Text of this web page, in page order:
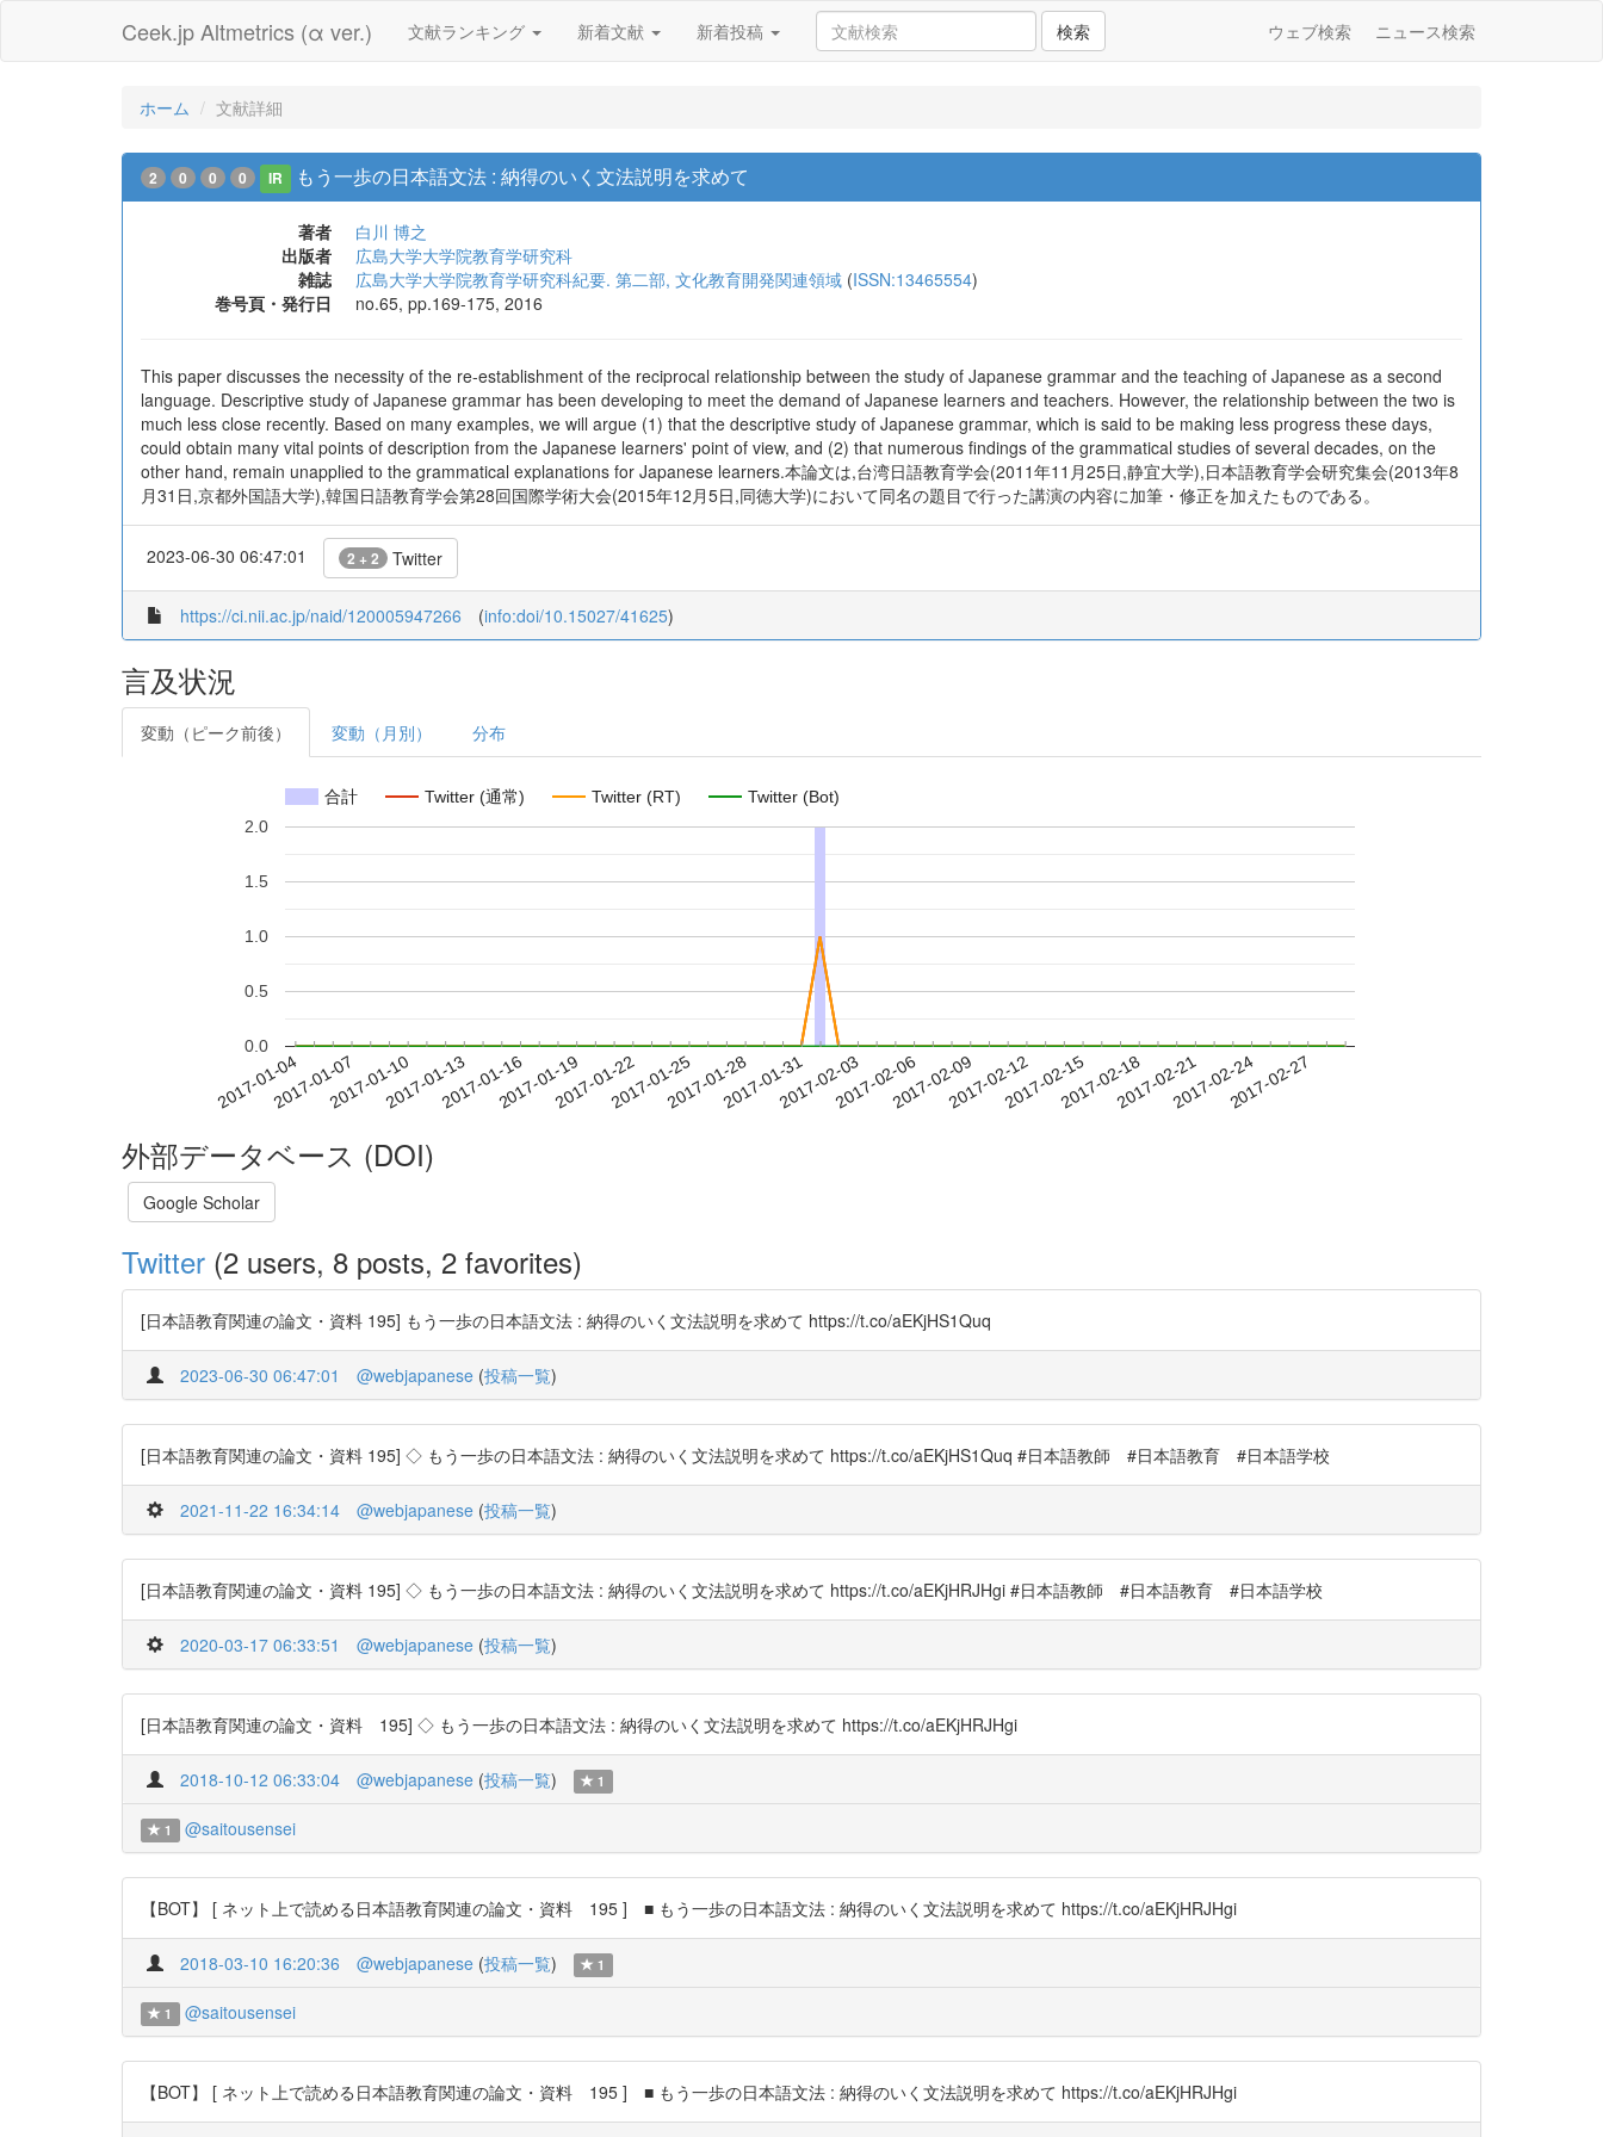
Ceek.jp Altmetrics (α ver.) 文献ランキング 新着文献 新着投稿 検索 ウェブ検索 ニュース検索
ホーム 文献詳細
2 0 0 0 IR もう一歩の日本語文法 : 納得のいく文法説明を求めて
著者
白川 博之
出版者
広島大学大学院教育学研究科
雑誌
広島大学大学院教育学研究科紀要. 第二部, 文化教育開発関連領域 (ISSN:13465554)
巻号頁・発行日
no.65, pp.169-175, 2016
This paper discusses the necessity of the re-establishment of the reciprocal relationship between the study of Japanese grammar and the teaching of Japanese as a second
language. Descriptive study of Japanese grammar has been developing to meet the demand of Japanese learners and teachers. However, the relationship between the two is
much less close recently. Based on many examples, we will argue (1) that the descriptive study of Japanese grammar, which is said to be making less progress these days,
could obtain many vital points of description from the Japanese learners' point of view, and (2) that numerous findings of the grammatical studies of several decades, on the
other hand, remain unapplied to the grammatical explanations for Japanese learners.本論文は,台湾日語教育学会(2011年11月25日,静宜大学),日本語教育学会研究集会(2013年8
月31日,京都外国語大学),韓国日語教育学会第28回国際学術大会(2015年12月5日,同徳大学)において同名の題目で行った講演の内容に加筆・修正を加えたものである。
2023-06-30 06:47:01 2 + 2 Twitter
https://ci.nii.ac.jp/naid/120005947266 (info:doi/10.15027/41625)
言及状況
変動（ピーク前後） 変動（月別） 分布
合計 Twitter (通常) Twitter (RT) Twitter (Bot)
2017-01-042017-01-072017-01-102017-01-132017-01-162017-01-192017-01-222017-01-252017-01-282017-01-312017-02-032017-02-062017-02-092017-02-122017-02-152017-02-182017-02-212017-02-242017-02-27
0.0
0.5
1.0
1.5
2.0
外部データベース (DOI)
Google Scholar
Twitter (2 users, 8 posts, 2 favorites)
[日本語教育関連の論文・資料 195] もう一歩の日本語文法 : 納得のいく文法説明を求めて https://t.co/aEKjHS1Quq
2023-06-30 06:47:01 @webjapanese (投稿一覧)
[日本語教育関連の論文・資料 195] ◇ もう一歩の日本語文法 : 納得のいく文法説明を求めて https://t.co/aEKjHS1Quq #日本語教師 #日本語教育 #日本語学校
2021-11-22 16:34:14 @webjapanese (投稿一覧)
[日本語教育関連の論文・資料 195] ◇ もう一歩の日本語文法 : 納得のいく文法説明を求めて https://t.co/aEKjHRJHgi #日本語教師 #日本語教育 #日本語学校
2020-03-17 06:33:51 @webjapanese (投稿一覧)
[日本語教育関連の論文・資料 195] ◇ もう一歩の日本語文法 : 納得のいく文法説明を求めて https://t.co/aEKjHRJHgi
2018-10-12 06:33:04 @webjapanese (投稿一覧) 1
1 @saitousensei
【BOT】 [ ネット上で読める日本語教育関連の論文・資料 195 ] ■ もう一歩の日本語文法 : 納得のいく文法説明を求めて https://t.co/aEKjHRJHgi
2018-03-10 16:20:36 @webjapanese (投稿一覧) 1
1 @saitousensei
【BOT】 [ ネット上で読める日本語教育関連の論文・資料 195 ] ■ もう一歩の日本語文法 : 納得のいく文法説明を求めて https://t.co/aEKjHRJHgi